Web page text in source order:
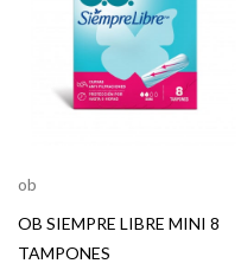
ob
OB SIEMPRE LIBRE MINI 8
TAMPONES